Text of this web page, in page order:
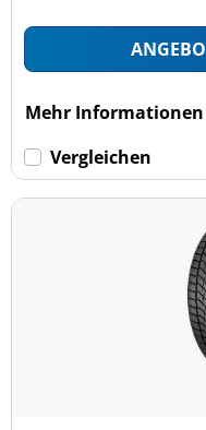
Keine Run-flat (8)
Mehr Informationen
Vergleichen